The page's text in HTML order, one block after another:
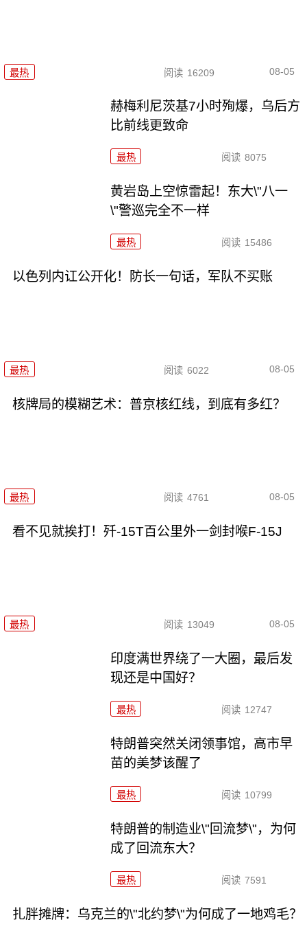
最热 阅读 16209 08-05
赫梅利尼茨基7小时殉爆，乌后方
比前线更致命
最热 阅读 8075
黄岩岛上空惊雷起！东大\"八一
\"警巡完全不一样
最热 阅读 15486
以色列内讧公开化！防长一句话，军队不买账
最热 阅读 6022 08-05
核牌局的模糊艺术：普京核红线，到底有多红？
最热 阅读 4761 08-05
看不见就挨打！歼-15T百公里外一剑封喉F-15J
最热 阅读 13049 08-05
印度满世界绕了一大圈，最后发
现还是中国好？
最热 阅读 12747
特朗普突然关闭领事馆，高市早
苗的美梦该醒了
最热 阅读 10799
特朗普的制造业\"回流梦\"，为何
成了回流东大？
最热 阅读 7591
扎胖摊牌：乌克兰的\"北约梦\"为何成了一地鸡毛？